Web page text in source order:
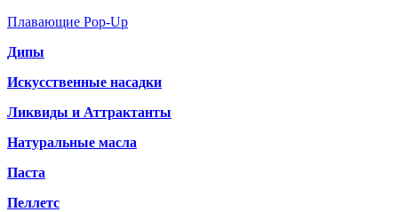
Плавающие Pop-Up
Дипы
Искусственные насадки
Ликвиды и Аттрактанты
Натуральные масла
Паста
Пеллетс